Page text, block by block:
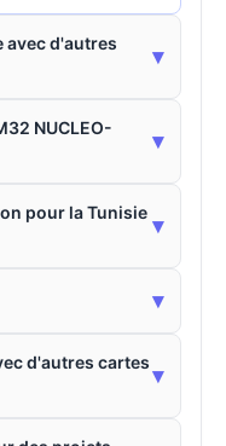
avec d'autres
▾
NUCLEO-
▾
pour la Tunisie
▾
▾
d'autres cartes
▾